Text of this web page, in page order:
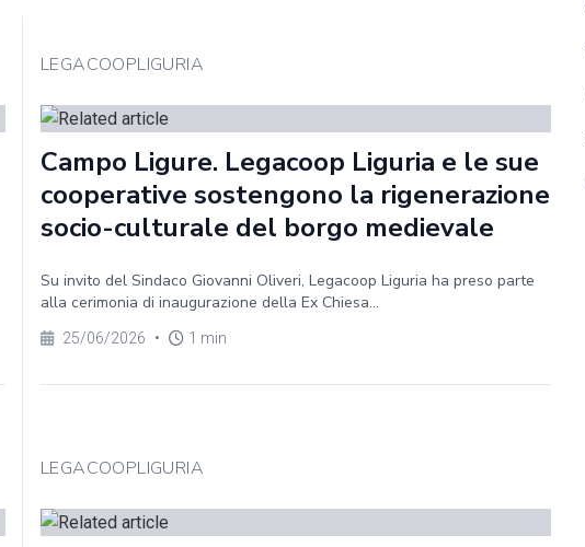
LEGACOOPLIGURIA
Campo Ligure. Legacoop Liguria e le sue
cooperative sostengono la rigenerazione
socio-culturale del borgo medievale
Su invito del Sindaco Giovanni Oliveri, Legacoop Liguria ha preso parte
alla cerimonia di inaugurazione della Ex Chiesa...
25/06/2026 • 1 min
LEGACOOPLIGURIA